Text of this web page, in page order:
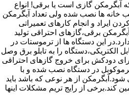
که آبگرمکن گازی است یا برقی! انواع
خانه ها نصب شده ولی تعداد آبگرمکن
ایراد و انجام کارهای تعمیراتی
برقی،گازهای احتراقی تولید
این دستگاه ها از ترموستات در
الکتریکی،دستگاه را به تابلو برق وصل
دودکش برای خروج گازهای احتراقی
در دستگاه نصب شده و با
از هر نوعی که باشد باید
کند.برخی از رایج تریم مشکلات اینها